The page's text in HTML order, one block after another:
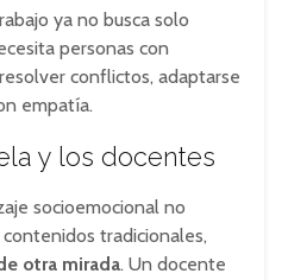
ya no busca solo
personas con
conflictos, adaptarse
empatía.
y los docentes
socioemocional no
tradicionales,
otra mirada. Un docente